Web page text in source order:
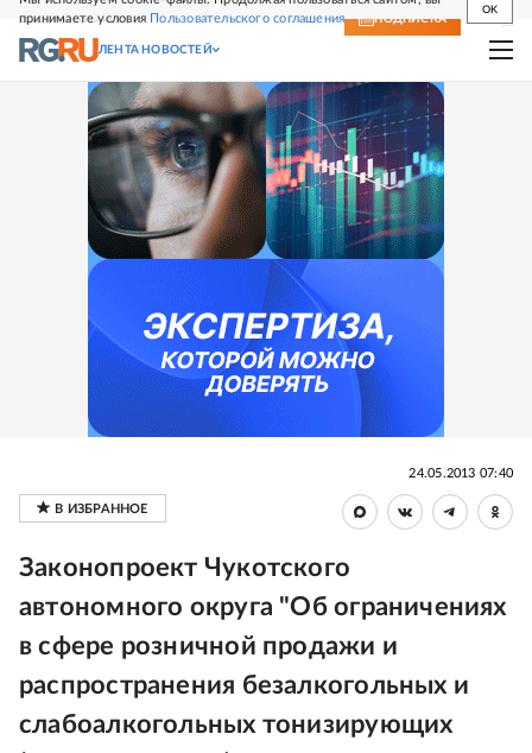
принимаете условия Пользовательского соглашения
OK
СВЕЖИЙ НОМЕР ПОДПИСКА
ЛЕНТА НОВОСТЕЙ
24.05.2013 07:40
Законопроект Чукотского
автономного округа "Об ограничениях
в сфере розничной продажи и
распространения безалкогольных и
слабоалкогольных тонизирующих